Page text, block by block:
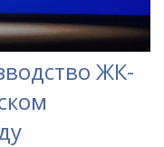
ЖК-